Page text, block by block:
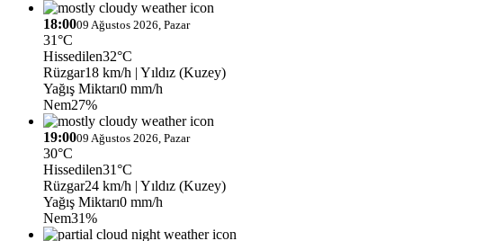
18:0009 Ağustos 2026, Pazar
31°C
Hissedilen32°C
Rüzgar18 km/h | Yıldız (Kuzey)
Yağış Miktarı0 mm/h
Nem27%
19:0009 Ağustos 2026, Pazar
30°C
Hissedilen31°C
Rüzgar24 km/h | Yıldız (Kuzey)
Yağış Miktarı0 mm/h
Nem31%